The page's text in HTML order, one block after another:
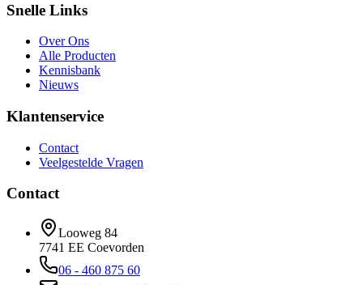
Snelle Links
Over Ons
Alle Producten
Kennisbank
Nieuws
Klantenservice
Contact
Veelgestelde Vragen
Contact
Looweg 84
7741 EE Coevorden
06 - 460 875 60